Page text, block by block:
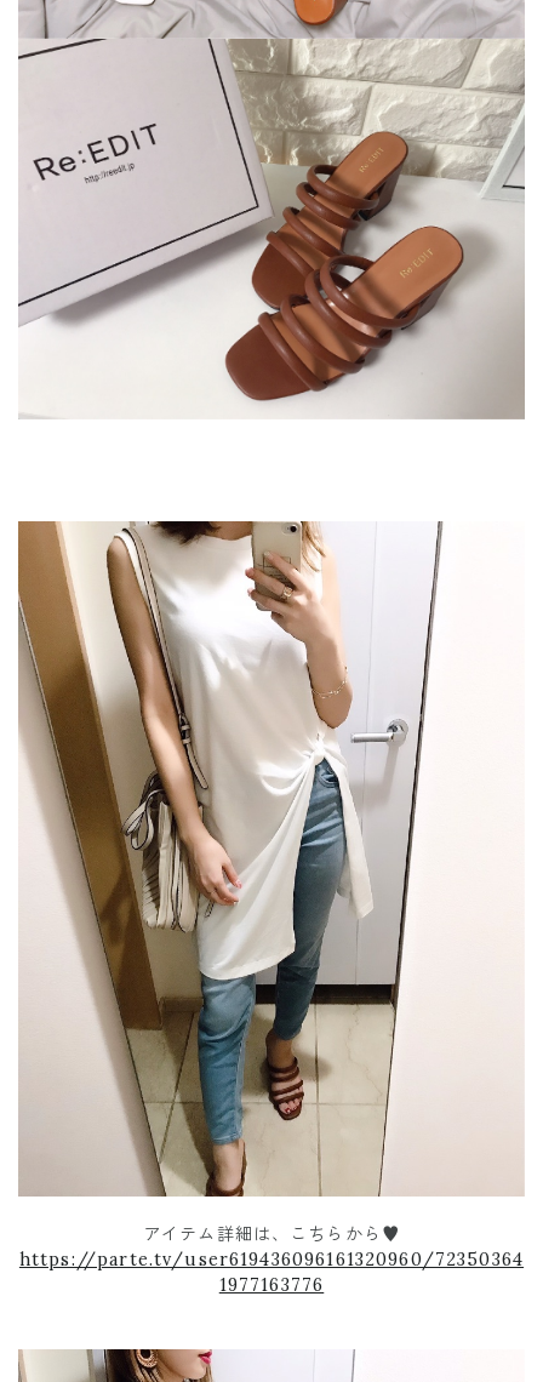
アイテム詳細は、こちらから♥︎
https://parte.tv/user619436096161320960/72350364
1977163776